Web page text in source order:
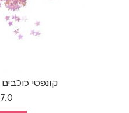
קונפטי
7.0